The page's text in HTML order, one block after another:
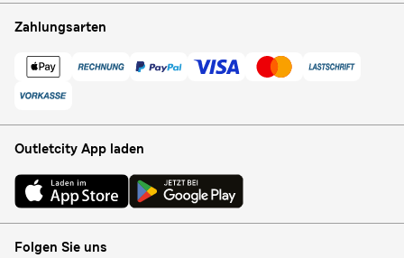
Zahlungsarten
Outletcity App laden
Folgen Sie uns